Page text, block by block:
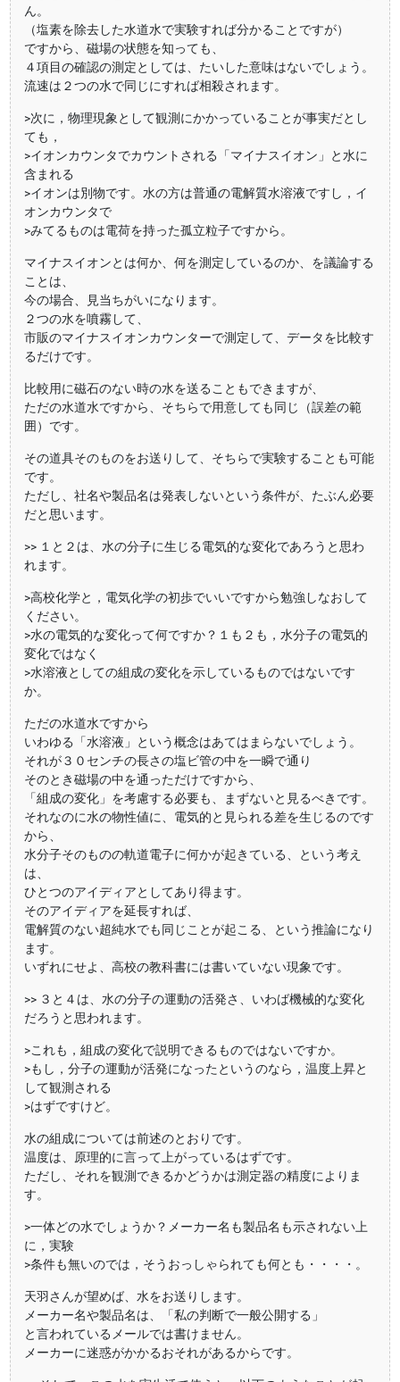
ん。
（塩素を除去した水道水で実験すれば分かることですが）
ですから、磁場の状態を知っても、
４項目の確認の測定としては、たいした意味はないでしょう。
流速は２つの水で同じにすれば相殺されます。
>次に，物理現象として観測にかかっていることが事実だとし
ても，
>イオンカウンタでカウントされる「マイナスイオン」と水に
含まれる
>イオンは別物です。水の方は普通の電解質水溶液ですし，イ
オンカウンタで
>みてるものは電荷を持った孤立粒子ですから。
マイナスイオンとは何か、何を測定しているのか、を議論する
ことは、
今の場合、見当ちがいになります。
２つの水を噴霧して、
市販のマイナスイオンカウンターで測定して、データを比較す
るだけです。
比較用に磁石のない時の水を送ることもできますが、
ただの水道水ですから、そちらで用意しても同じ（誤差の範
囲）です。
その道具そのものをお送りして、そちらで実験することも可能
です。
ただし、社名や製品名は発表しないという条件が、たぶん必要
だと思います。
>> １と２は、水の分子に生じる電気的な変化であろうと思わ
れます。
>高校化学と，電気化学の初歩でいいですから勉強しなおして
ください。
>水の電気的な変化って何ですか？１も２も，水分子の電気的
変化ではなく
>水溶液としての組成の変化を示しているものではないです
か。
ただの水道水ですから
いわゆる「水溶液」という概念はあてはまらないでしょう。
それが３０センチの長さの塩ビ管の中を一瞬で通り
そのとき磁場の中を通っただけですから、
「組成の変化」を考慮する必要も、まずないと見るべきです。
それなのに水の物性値に、電気的と見られる差を生じるのです
から、
水分子そのものの軌道電子に何かが起きている、という考え
は、
ひとつのアイディアとしてあり得ます。
そのアイディアを延長すれば、
電解質のない超純水でも同じことが起こる、という推論になり
ます。
いずれにせよ、高校の教科書には書いていない現象です。
>> ３と４は、水の分子の運動の活発さ、いわば機械的な変化
だろうと思われます。
>これも，組成の変化で説明できるものではないですか。
>もし，分子の運動が活発になったというのなら，温度上昇と
して観測される
>はずですけど。
水の組成については前述のとおりです。
温度は、原理的に言って上がっているはずです。
ただし、それを観測できるかどうかは測定器の精度によりま
す。
>一体どの水でしょうか？メーカー名も製品名も示されない上
に，実験
>条件も無いのでは，そうおっしゃられても何とも・・・・。
天羽さんが望めば、水をお送りします。
メーカー名や製品名は、「私の判断で一般公開する」
と言われているメールでは書けません。
メーカーに迷惑がかかるおそれがあるからです。